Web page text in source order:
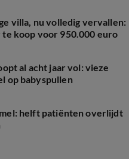
villa, nu volledig vervallen:
te koop voor 950.000 euro
al acht jaar vol: vieze
op babyspullen
helft patiënten overlijdt